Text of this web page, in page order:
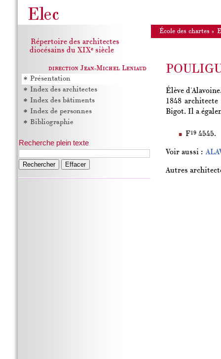
École des chartes »
Répertoire des architectes
diocésains du XIXe siècle
direction Jean-Michel Leniaud
Présentation
Index des architectes
Index des bâtiments
Index de personnes
Bibliographie
Recherche plein texte
Rechercher
Élève
1848
Bigot. Il a
F194545.
Voir aussi :
Autres